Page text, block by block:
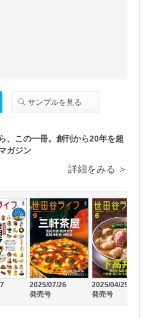
サンプルを見る
、この一冊。創刊から20年を超
ガジン
詳細をみる ＞
2025/07/26
発売号
2025/04/25
発売号